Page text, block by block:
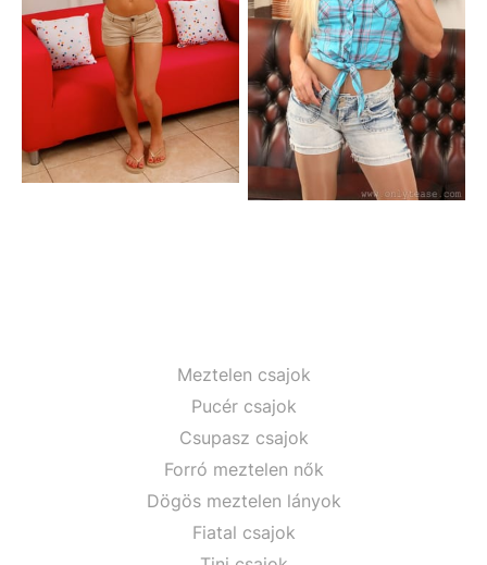
Meztelen csajok
Pucér csajok
Csupasz csajok
Forró meztelen nők
Dögös meztelen lányok
Fiatal csajok